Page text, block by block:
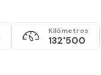
Kilómetros
132'500